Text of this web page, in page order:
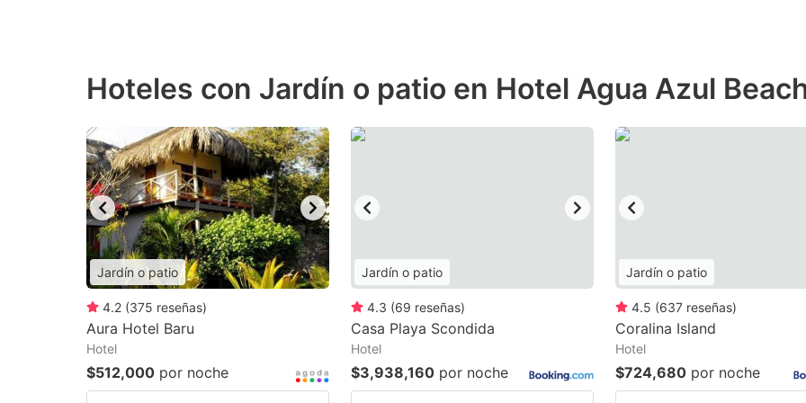
Hoteles con Jardín o patio en Hotel Agua Azul
Jardín o patio
4.2 (375 reseñas)
Aura Hotel Baru
Hotel
$512,000 por noche
Jardín o patio
4.3 (69 reseñas)
Casa Playa Scondida
Hotel
$3,938,160 por noche
Jardín o patio
4.5 (637 reseñas)
Coralina Island
Hotel
$724,680 por noche